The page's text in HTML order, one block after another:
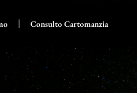
Consulto Cartomanzia